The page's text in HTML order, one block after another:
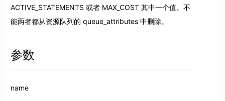
ACTIVE_STATEMENTS 或者 MAX_COST 其中一个值。不
能两者都从资源队列的 queue_attributes 中删除。
参数
name